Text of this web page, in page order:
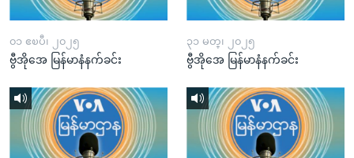
၀၁ ဧၿပီ၊ ၂၀၂၅
ဗွီအိုအေ မြန်မာနံနက်ခင်း
၃၁ မတ္၊ ၂၀၂၅
ဗွီအိုအေ မြန်မာနံနက်ခင်း